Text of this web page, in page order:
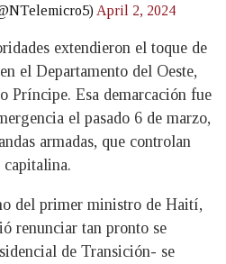
April 2, 2024
extendieron el toque de
el Departamento del Oeste,
Príncipe. Esa demarcación fue
el pasado 6 de marzo,
armadas, que controlan
capitalina.
del primer ministro de Haití,
renunciar tan pronto se
de Transición- se